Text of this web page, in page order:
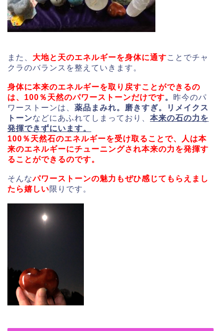
また、 大地と天のエネルギーを身体に通すことでチャ
クラのバランスを整えていきます。
身体に本来のエネルギーを取り戻すことができるの
は、100％天然のパワーストーンだけです。 昨今のパ
ワーストーンは、 薬品まみれ。磨きすぎ。リメイクス
トーンなどにあふれてしまっており、 本来の石の力を
発揮できずにいます。
100％天然石のエネルギーを受け取ることで、人は本
来のエネルギーにチューニングされ本来の力を発揮す
ることができるのです。
そんなパワーストーンの魅力もぜひ感じてもらえまし
たら嬉しい限りです。